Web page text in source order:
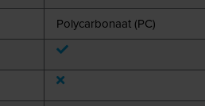
Polycarbonaat (PC)